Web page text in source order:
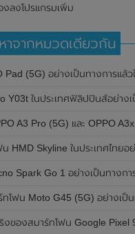
งลงโปรแกรมเพิ่ม
าจากหมวดเดียวกัน
วในประเทศอินเดีย มาพร้อมชิปเซ็ต Snapdragon 7s Gen 2 ของ
รแล้ว มาพร้อมชิปเซ็ต Unisoc T612 , กล้องหลัง ความละเอียด 13MP , แบตเตอรี่
OPPO A3x ในประเทศไทยอย่างเป็นทางการแล้ว ในราคาเ
ในประเทศไทยอย่างเป็นทางการแล้ว ร
างการแล้ว มาพร้อมหน้าจอแสดงผล LCD / 120Hz , แบตเตอรี่
น Moto G45 (5G) อย่างเป็นทางการ
Google Pixel 9a โชว์ดีไซน์ใหม่ กล้องหลังแบนราบ ไ